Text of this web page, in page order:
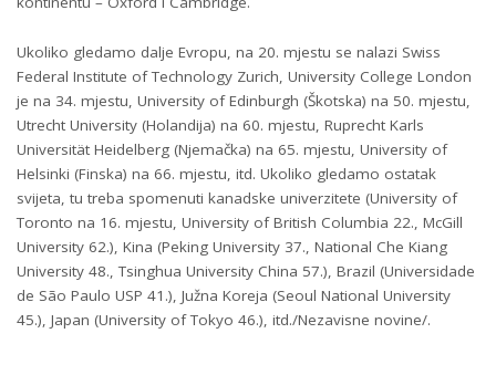
Ukoliko gledamo dalje Evropu, na 20. mjestu se nalazi Swiss
Federal Institute of Technology Zurich, University College London
je na 34. mjestu, University of Edinburgh (Škotska) na 50. mjestu,
Utrecht University (Holandija) na 60. mjestu, Ruprecht Karls
Universität Heidelberg (Njemačka) na 65. mjestu, University of
Helsinki (Finska) na 66. mjestu, itd. Ukoliko gledamo ostatak
svijeta, tu treba spomenuti kanadske univerzitete (University of
Toronto na 16. mjestu, University of British Columbia 22., McGill
University 62.), Kina (Peking University 37., National Che Kiang
University 48., Tsinghua University China 57.), Brazil (Universidade
de São Paulo USP 41.), Južna Koreja (Seoul National University
45.), Japan (University of Tokyo 46.), itd./Nezavisne novine/.